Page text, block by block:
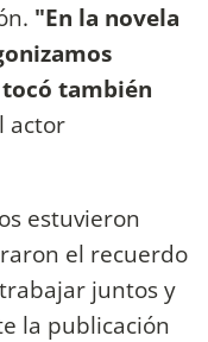
"En la novela
también
actor
estuvieron
el recuerdo
juntos y
la publicación